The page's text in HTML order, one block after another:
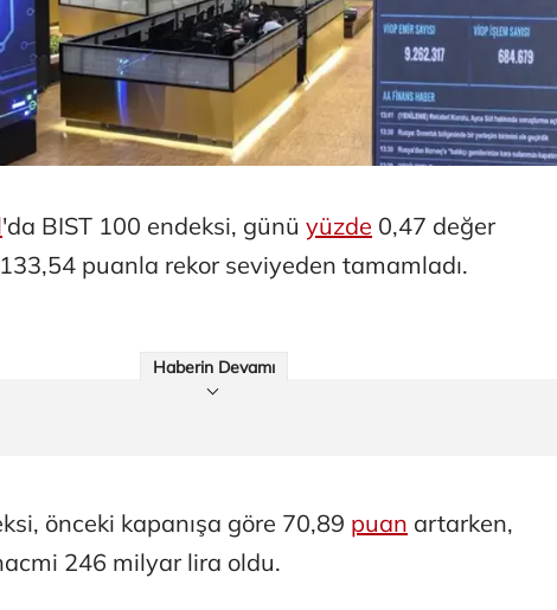
'da BIST 100 endeksi, günü yüzde 0,47 değer
puanla rekor seviyeden tamamladı.
Haberin Devamı
önceki kapanışa göre 70,89 puan artarken,
246 milyar lira oldu.